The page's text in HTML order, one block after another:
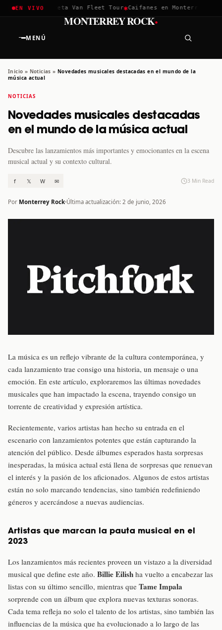
EN VIVO
2026✱Greta Van Fleet Tour✱Caifanes en Monterrey · 12
MENÚ
MONTERREY ROCK·
Inicio » Noticias » Novedades musicales destacadas en el mundo de la
música actual
NOTICIAS
Novedades musicales destacadas
en el mundo de la música actual
Descubre las lanzamientos más importantes y emocionantes en la escena
musical actual y su contexto cultural.
f 𝕏 W ✉ 3 Min Read
Por Monterrey Rock Última actualización: 2 de junio, 2026
La música es un reflejo vibrante de la cultura contemporánea, y
cada lanzamiento trae consigo una historia, un mensaje o una
emoción. En este artículo, exploraremos las últimas novedades
musicales que han impactado la escena, trayendo consigo un
torrente de creatividad y expresión artística.
Recientemente, varios artistas han hecho su entrada en el
escenario con lanzamientos potentes que están capturando la
atención del público. Desde álbumes esperados hasta sorpresas
inesperadas, la música actual está llena de sorpresas que renuevan
el interés y la pasión de los aficionados. Algunos de estos artistas
están no solo marcando tendencias, sino también redefiniendo
géneros y acercándose a nuevas audiencias.
Artistas que marcan la pauta musical en el
2023
Los lanzamientos más recientes proveen un vistazo a la diversidad
musical que define este año. Billie Eilish ha vuelto a encabezar las
listas con su último sencillo, mientras que Tame Impala
sorprende con un álbum que explora nuevas texturas sonoras.
Cada tema refleja no solo el talento de los artistas, sino también las
influencias de la música que ha evolucionado a lo largo de las